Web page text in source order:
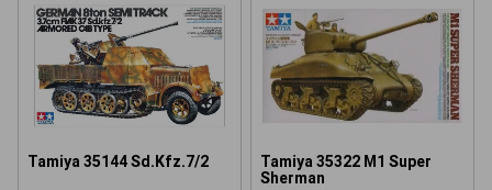
Tamiya 35144 Sd.Kfz.7/2
Tamiya 35322 M1 Super
Sherman